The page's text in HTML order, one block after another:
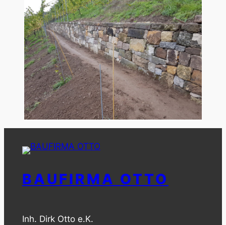
BAUFIRMA OTTO
Inh. Dirk Otto e.K.